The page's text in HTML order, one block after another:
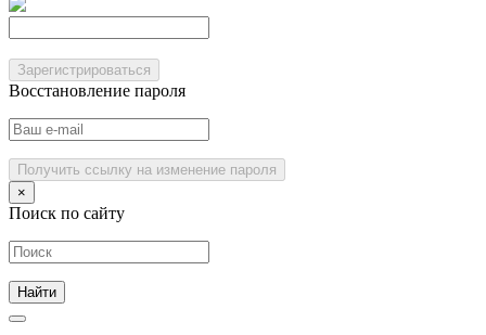
Зарегистрироваться
Восстановление пароля
Получить ссылку на изменение пароля
×
Поиск по сайту